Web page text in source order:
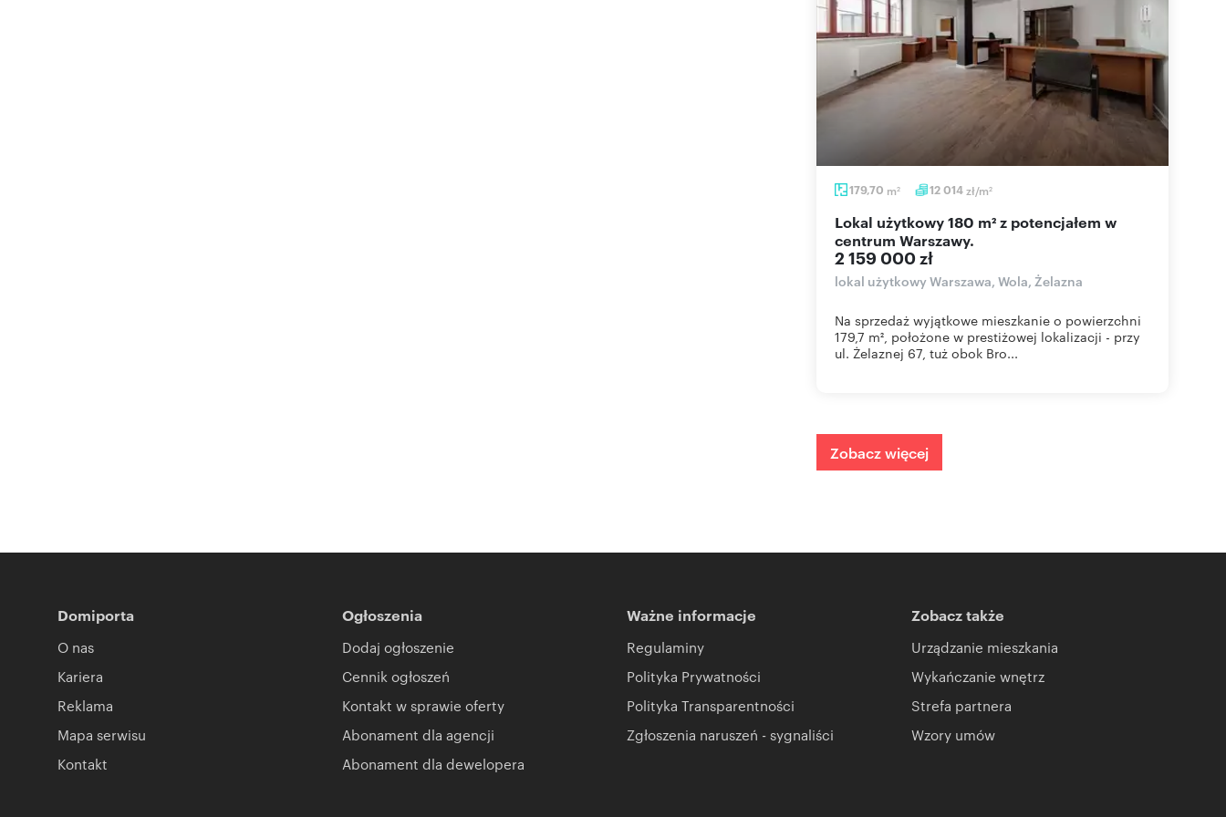
179,70 m2 12 014zł/m2
Lokal użytkowy 180 m² z potencjałem w
centrum Warszawy.
2 159 000 zł
lokal użytkowy Warszawa, Wola, Żelazna
Na sprzedaż wyjątkowe mieszkanie o powierzchni
179,7 m², położone w prestiżowej lokalizacji - przy
ul. Żelaznej 67, tuż obok Bro...
Zobacz więcej
Domiporta
O nas
Kariera
Reklama
Mapa serwisu
Kontakt
Ogłoszenia
Dodaj ogłoszenie
Cennik ogłoszeń
Kontakt w sprawie oferty
Abonament dla agencji
Abonament dla dewelopera
Ważne informacje
Regulaminy
Polityka Prywatności
Polityka Transparentności
Zgłoszenia naruszeń - sygnaliści
Zobacz także
Urządzanie mieszkania
Wykańczanie wnętrz
Strefa partnera
Wzory umów